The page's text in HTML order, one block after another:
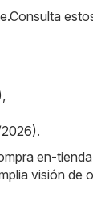
,
.
en-
visión de